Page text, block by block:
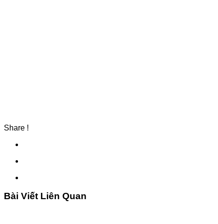
Share !
Bài Viết Liên Quan